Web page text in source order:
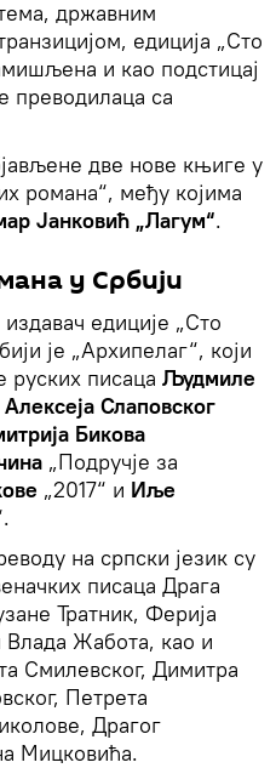
државним
едиција „Сто
и као подстицај
преводилаца са
две нове књиге у
романа“, међу којима
Јанковић „Лагум“.
у Србији
едиције „Сто
је „Архипелаг“, који
руских писаца Људмиле
Алексеја Слаповског
Бикова
„Подручје за
„2017“ и Иље
на српски језик су
писаца Драга
Тратник, Ферија
Жабота, као и
Смилевског, Димитра
Петрета
Драгог
Мицковића.